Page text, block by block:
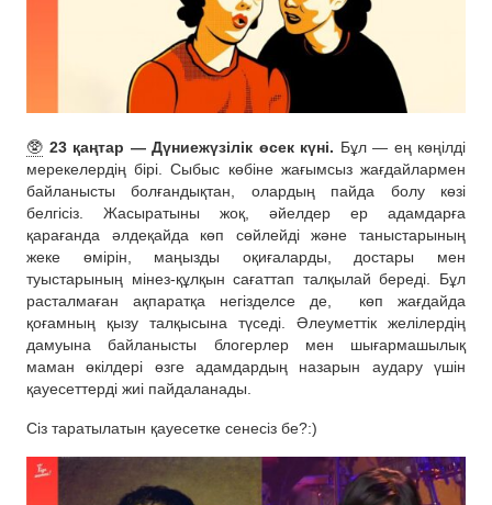
🥸 23 қаңтар — Дүниежүзілік өсек күні. Бұл — ең көңілді
мерекелердің бірі. Сыбыс көбіне жағымсыз жағдайлармен
байланысты болғандықтан, олардың пайда болу көзі
белгісіз. Жасыратыны жоқ, әйелдер ер адамдарға
қарағанда әлдеқайда көп сөйлейді және таныстарының
жеке өмірін, маңызды оқиғаларды, достары мен
туыстарының мінез-құлқын сағаттап талқылай береді. Бұл
расталмаған ақпаратқа негізделсе де,
көп жағдайда
қоғамның қызу талқысына түседі. Әлеуметтік желілердің
дамуына байланысты блогерлер мен шығармашылық
маман өкілдері өзге адамдардың назарын аудару үшін
қауесеттерді жиі пайдаланады.
Сіз таратылатын қауесетке сенесіз бе?:)